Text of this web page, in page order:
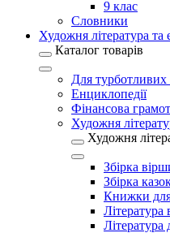
9 клас
Словники
Художня література та
Каталог товарів
Для турботливих
Енциклопедії
Фінансова
Художня
Художня
Збірка
Збірка
Книжки
Література
Література